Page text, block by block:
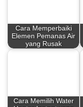
o
o e
Cara Memperbaiki
Elemen Pemanas Air
yang Rusak
Cara Memilih Water